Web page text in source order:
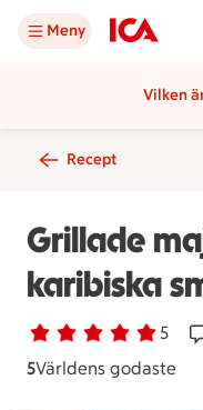
Meny
Vilken
Recept
Grillade
karibiska
Betyg 5 av 5. 5
5 personer har röstat
5Världens godaste